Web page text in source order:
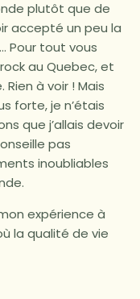
plutôt que de
accepté un peu la
Pour tout vous
au Quebec, et
à voir ! Mais
forte, je n’étais
que j’allais devoir
pas
inoubliables
expérience à
la qualité de vie